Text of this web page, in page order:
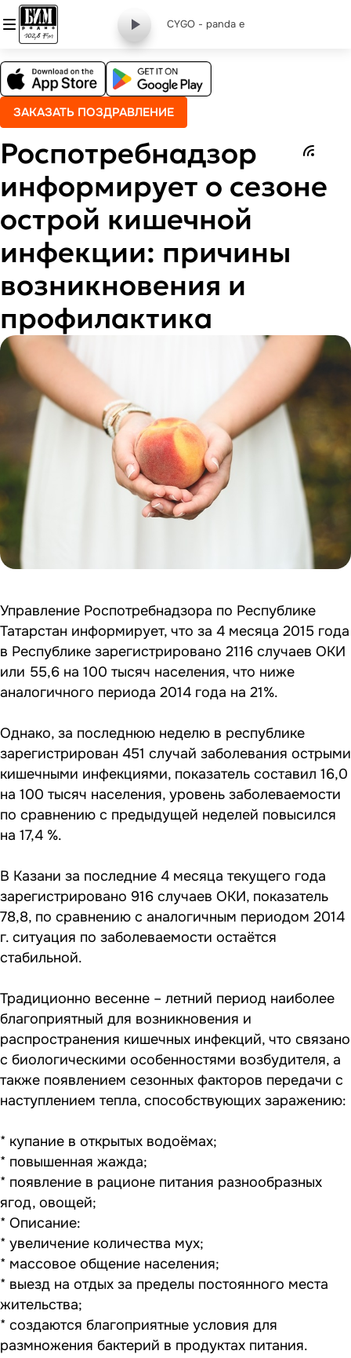
CYGO - panda e
ЗАКАЗАТЬ ПОЗДРАВЛЕНИЕ
Роспотребнадзор
информирует о сезоне
острой кишечной
инфекции: причины
возникновения и
профилактика
Управление Роспотребнадзора по Республике
Татарстан информирует, что за 4 месяца 2015 года
в Республике зарегистрировано 2116 случаев ОКИ
или 55,6 на 100 тысяч населения, что ниже
аналогичного периода 2014 года на 21%.
Однако, за последнюю неделю в республике
зарегистрирован 451 случай заболевания острыми
кишечными инфекциями, показатель составил 16,0
на 100 тысяч населения, уровень заболеваемости
по сравнению с предыдущей неделей повысился
на 17,4 %.
В Казани за последние 4 месяца текущего года
зарегистрировано 916 случаев ОКИ, показатель
78,8, по сравнению с аналогичным периодом 2014
г. ситуация по заболеваемости остаётся
стабильной.
Традиционно весенне – летний период наиболее
благоприятный для возникновения и
распространения кишечных инфекций, что связано
с биологическими особенностями возбудителя, а
также появлением сезонных факторов передачи с
наступлением тепла, способствующих заражению:
* купание в открытых водоёмах;
* повышенная жажда;
* появление в рационе питания разнообразных
ягод, овощей;
* Описание:
* увеличение количества мух;
* массовое общение населения;
* выезд на отдых за пределы постоянного места
жительства;
* создаются благоприятные условия для
размножения бактерий в продуктах питания.